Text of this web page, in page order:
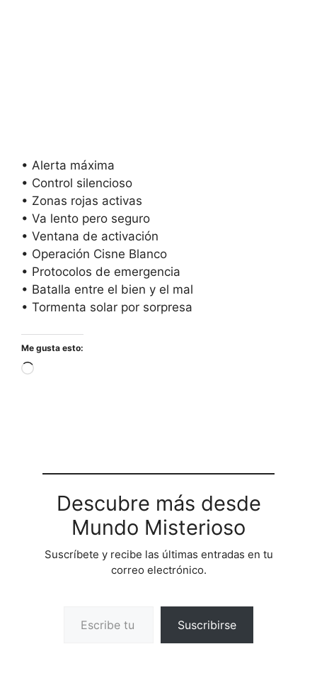
• Alerta máxima
• Control silencioso
• Zonas rojas activas
• Va lento pero seguro
• Ventana de activación
• Operación Cisne Blanco
• Protocolos de emergencia
• Batalla entre el bien y el mal
• Tormenta solar por sorpresa
Me gusta esto:
Cargando...
Descubre más desde
Mundo Misterioso
Suscríbete y recibe las últimas entradas en tu
correo electrónico.
Suscribirse